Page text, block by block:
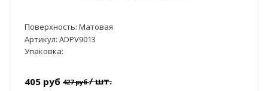
Поверхность: Матовая
Артикул: ADPV9013
Упаковка:
405 руб 427 руб/ шт.